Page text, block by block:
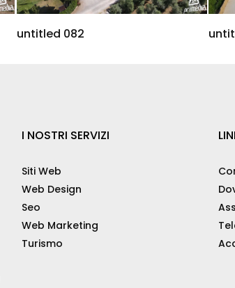
untitled 082
I NOSTRI SERVIZI
Siti Web
Web Design
Seo
Web Marketing
Turismo